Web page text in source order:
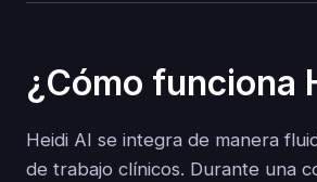
¿Cómo funciona
Heidi AI se integra de manera
de trabajo clínicos. Durante una